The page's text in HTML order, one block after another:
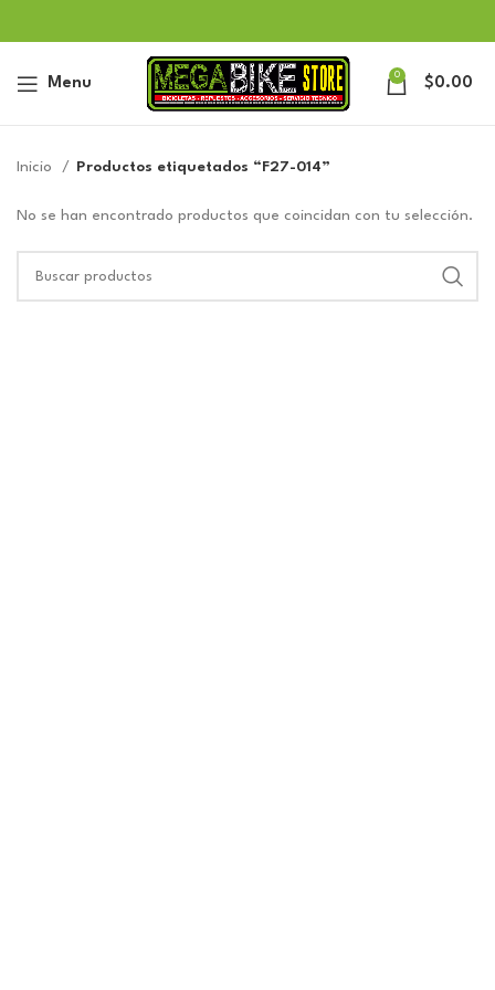
Menu 0 $0.00
Inicio Productos etiquetados “F27-014”
No se han encontrado productos que coincidan con tu selección.